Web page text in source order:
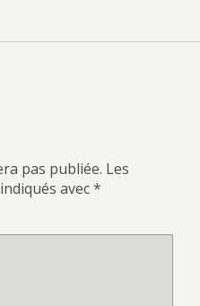
pas publiée. Les
avec*